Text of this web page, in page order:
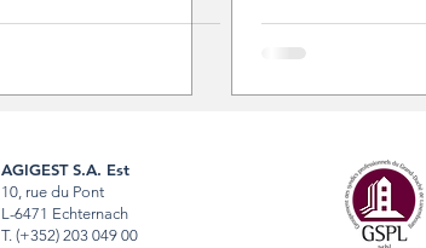
AGIGEST S.A. Est
10, rue du Pont
L-6471 Echternach
T. (+352) 203 049 00